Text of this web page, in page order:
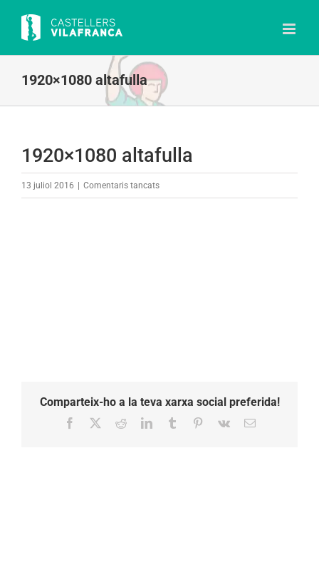
content
1920×1080 altafulla
1920×1080 altafulla
13 juliol 2016 Comentaris tancatsa
Comparteix-ho a la teva xarxa social preferida!
Facebook RedditLinkedInTumblr Pinterest
Vk Email: